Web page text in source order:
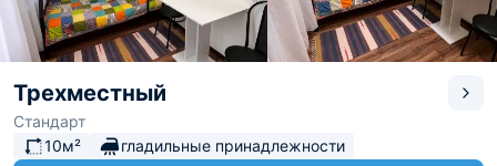
Трехместный
Стандарт
10м²
гладильные принадлежности